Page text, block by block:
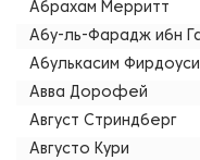
Абрахам Мерритт
Абу-ль-Фарадж ибн
Абулькасим Фирдоуси
Авва Дорофей
Август Стриндберг
Августо Кури